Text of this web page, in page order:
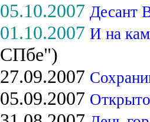
05.10.2007 Десант
01.10.2007 И на
СПбе")
27.09.2007
05.09.2007